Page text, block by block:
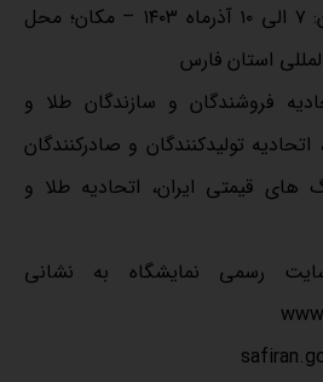
وعده دیدار: شیراز – زمان: ۷ الی ۱۰ آذرماه ۱۴۰۳ – مکان؛ محل
استان فارس
فروشندگان و سازندگان طلا و
تولیدکنندگان و صادرکنندگان
های قیمتی ایران، اتحادیه طلا و
رسمی نمایشگاه به نشانی